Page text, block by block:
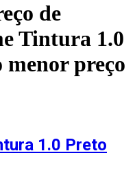
de
Tintura 1.0
menor preço
1.0 Preto